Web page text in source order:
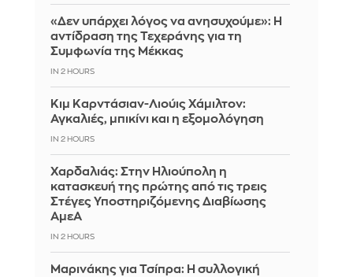
«Δεν υπάρχει λόγος να ανησυχούμε»: Η
αντίδραση της Τεχεράνης για τη
Συμφωνία της Μέκκας
IN 2 HOURS
Κιμ Καρντάσιαν-Λιούις Χάμιλτον:
Αγκαλιές, μπικίνι και η εξομολόγηση
IN 2 HOURS
Χαρδαλιάς: Στην Ηλιούπολη η
κατασκευή της πρώτης από τις τρεις
Στέγες Υποστηριζόμενης Διαβίωσης
ΑμεΑ
IN 2 HOURS
Μαρινάκης για Τσίπρα: Η συλλογική